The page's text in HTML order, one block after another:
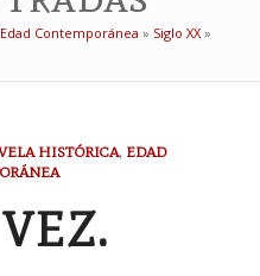
Edad Contemporánea » Siglo XX»
HISTÓRICA, EDAD